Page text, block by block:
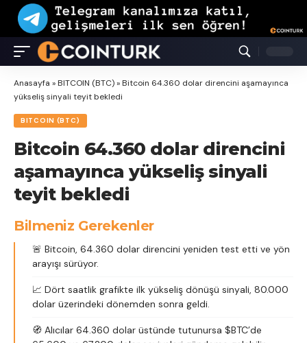
Anasayfa »BITCOIN (BTC)»Bitcoin 64.360 dolar direncini aşamayınca
yükseliş sinyali teyit bekledi
BITCOIN (BTC)
Bitcoin 64.360 dolar direncini
aşamayınca yükseliş sinyali
teyit bekledi
Bilmeniz Gerekenler
🚨 Bitcoin, 64.360 dolar direncini yeniden test etti ve yön
arayışı sürüyor.
📈 Dört saatlik grafikte ilk yükseliş dönüşü sinyali, 80.000
dolar üzerindeki dönemden sonra geldi.
🧭 Alıcılar 64.360 dolar üstünde tutunursa $BTC’de